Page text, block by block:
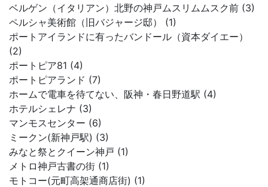
ベルゲン（イタリアン）北野の神戸ムスリムムスク前 (3)
ペルシャ美術館（旧バジャージ邸） (1)
ポートアイランドに有ったバンドール（資本ダイエー）
(2)
ポートピア81 (4)
ポートピアランド (7)
ホームで電車を待てない、阪神・春日野道駅 (4)
ホテルシェレナ (3)
マンモスセンター (6)
ミークン(新神戸駅) (3)
みなと祭とクイーン神戸 (1)
メトロ神戸古書の街 (1)
モトコー(元町高架通商店街) (1)